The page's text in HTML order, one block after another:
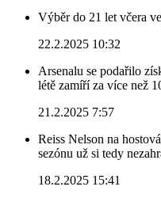
Výběr do 21 let včera
22.2.2025 10:32
Arsenalu se podařilo
létě zamíří za více než
21.2.2025 7:57
Reiss Nelson na
sezónu už si tedy
18.2.2025 15:41